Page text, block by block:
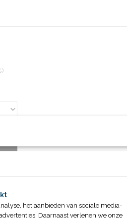
2,10 Kg
het aanbieden van sociale media-
Daarnaast verlenen we onze